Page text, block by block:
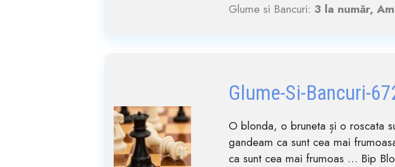
Glume si Bancuri: 3 la număr,
Glume-Si-Bancuri-
O blonda, o bruneta și o roscata
gandeam ca sunt cea mai
ca sunt cea mai frumoas … Bip